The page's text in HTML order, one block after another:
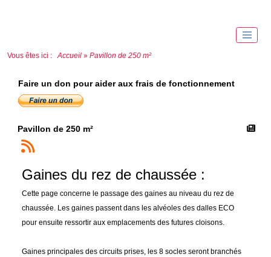
Vous êtes ici : Accueil » Pavillon de 250 m²
Faire un don pour aider aux frais de fonctionnement
Pavillon de 250 m²
Gaines du rez de chaussée :
Cette page concerne le passage des gaines au niveau du rez de
chaussée. Les gaines passent dans les alvéoles des dalles ECO
pour ensuite ressortir aux emplacements des futures cloisons.
Gaines principales des circuits prises, les 8 socles seront branchés